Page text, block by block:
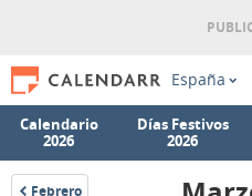
España
Calendario
2026
Días Festivos
2026
Febrero